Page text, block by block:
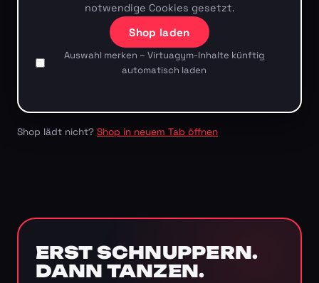
notwendige Cookies gesetzt.
Shop laden
Auswahl merken – Virtuagym-Inhalte künftig
automatisch laden
Shop lädt nicht? Shop in neuem Tab öffnen
ERST SCHNUPPERN.
DANN TANZEN.